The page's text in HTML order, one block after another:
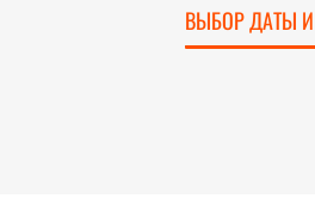
ВЫБОР ДАТЫ